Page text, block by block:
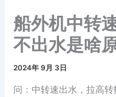
船外机中转
不出水是啥
叶泵轮
2024年 9月 3日
问：中转速出水，拉高